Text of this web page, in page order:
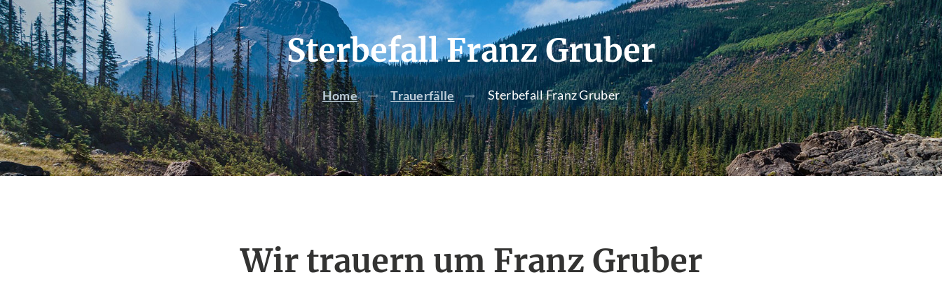
Sterbefall Franz Gruber
Home Trauerfälle Sterbefall Franz Gruber
Wir trauern um Franz Gruber